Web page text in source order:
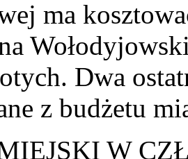
ma
Dwa
z budżetu
W